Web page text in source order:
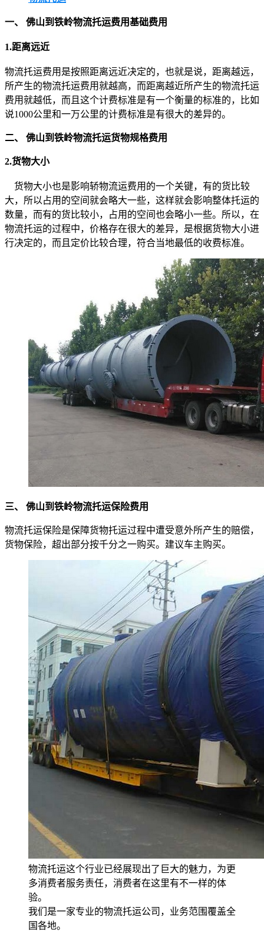
一、 佛山到铁岭物流托运费用基础费用
1.距离远近
物流托运费用是按照距离远近决定的，也就是说，距离越远，
所产生的物流托运费用就越高，而距离越近所产生的物流托运
费用就越低，而且这个计费标准是有一个衡量的标准的，比如
说1000公里和一万公里的计费标准是有很大的差异的。
二、 佛山到铁岭物流托运货物规格费用
2.货物大小
货物大小也是影响轿物流运费用的一个关键，有的货比较
大，所以占用的空间就会略大一些，这样就会影响整体托运的
数量，而有的货比较小，占用的空间也会略小一些。所以，在
物流托运的过程中，价格存在很大的差异，是根据货物大小进
行决定的，而且定价比较合理，符合当地最低的收费标准。
三、 佛山到铁岭物流托运保险费用
物流托运保险是保障货物托运过程中遭受意外所产生的赔偿，
货物保险，超出部分按千分之一购买。建议车主购买。
物流托运这个行业已经展现出了巨大的魅力，为更
多消费者服务责任，消费者在这里有不一样的体
验。
我们是一家专业的物流托运公司，业务范围覆盖全
国各地。